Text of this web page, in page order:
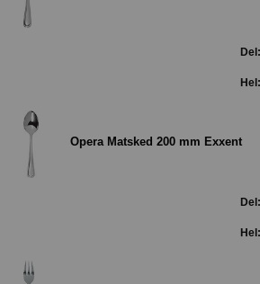
Opera Matsked 200 mm Exxent